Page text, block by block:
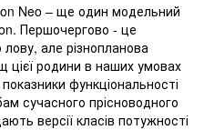
Neo – ще один модельний
Першочергово - це
але різнопланова
цієї родини в наших умовах
функціональності
сучасного прісноводного
версії класів потужності